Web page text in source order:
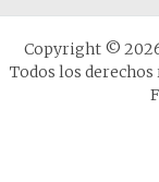
Copyright ©
Todos los derechos